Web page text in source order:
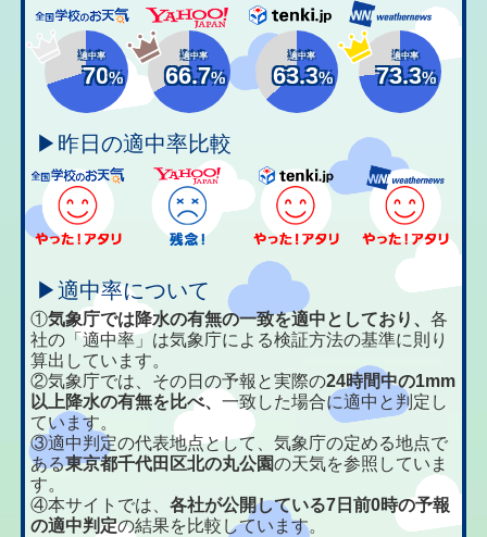
適中率
70%
適中率
66.7%
適中率
63.3%
適中率
73.3%
▶昨日の適中率比較
▶適中率について
①気象庁では降水の有無の一致を適中としており、各
社の「適中率」は気象庁による検証方法の基準に則り
算出しています。
②気象庁では、その日の予報と実際の24時間中の1mm
以上降水の有無を比べ、一致した場合に適中と判定し
ています。
③適中判定の代表地点として、気象庁の定める地点で
ある東京都千代田区北の丸公園の天気を参照していま
す。
④本サイトでは、各社が公開している7日前0時の予報
の適中判定の結果を比較しています。